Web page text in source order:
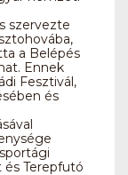
szervezte
a Belépés
Ennek
Fesztivál,
és
és Terepfutó